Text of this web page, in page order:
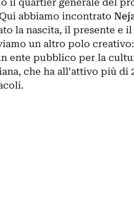
abbiamo incontrato
la nascita, il presente e
un altro polo
ente pubblico per la
che ha all’attivo più di